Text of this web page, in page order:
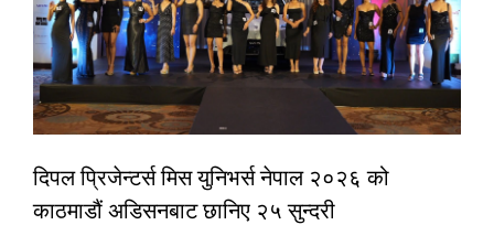
दिपल प्रिजेन्टर्स मिस युनिभर्स नेपाल २०२६ को
काठमाडौं अडिसनबाट छानिए २५ सुन्दरी